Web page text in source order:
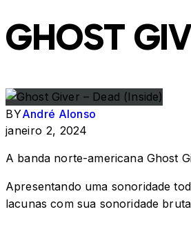
GHOST
BYAndré Alonso
janeiro 2, 2024
A banda norte-americana Ghost
Apresentando uma sonoridade
lacunas com sua sonoridade